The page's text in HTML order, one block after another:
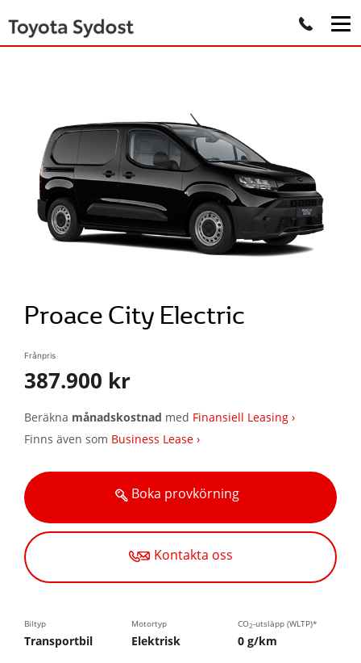
Proace City Electric
Frånpris
387.900 kr
Beräkna månadskostnad med Finansiell Leasing ›
Finns även som Business Lease ›
Boka provkörning
Kontakta oss
Biltyp
Transportbil
Motortyp
Elektrisk
CO2-utsläpp (WLTP)*
0 g/km